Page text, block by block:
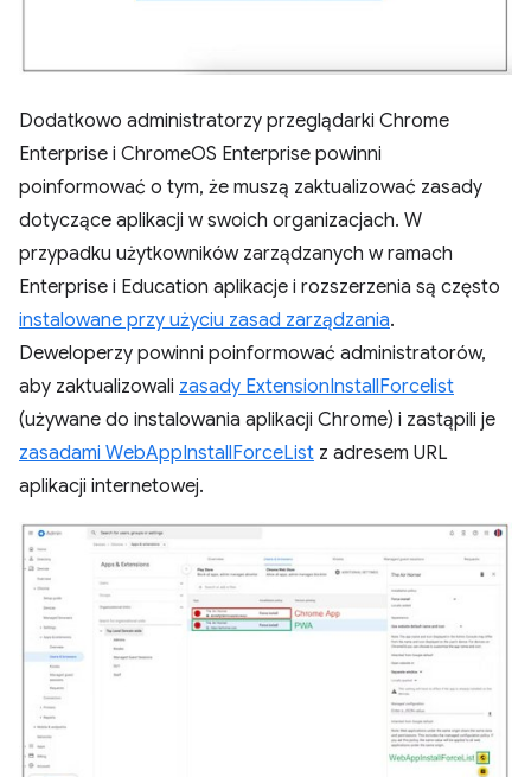
Dodatkowo administratorzy przeglądarki Chrome
Enterprise i ChromeOS Enterprise powinni
poinformować o tym, że muszą zaktualizować zasady
dotyczące aplikacji w swoich organizacjach. W
przypadku użytkowników zarządzanych w ramach
Enterprise i Education aplikacje i rozszerzenia są często
instalowane przy użyciu zasad zarządzania.
Deweloperzy powinni poinformować administratorów,
aby zaktualizowali zasady ExtensionInstallForcelist
(używane do instalowania aplikacji Chrome) i zastąpili je
zasadami WebAppInstallForceList z adresem URL
aplikacji internetowej.